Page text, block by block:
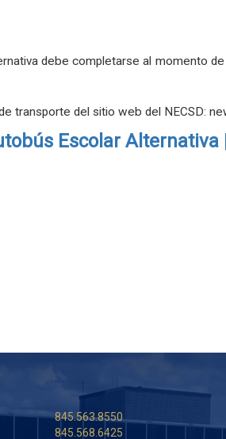
debe completarse al momento
transporte del sitio web del NECSD:
Escolar Alternativa
845.563.8550
845.568.6425